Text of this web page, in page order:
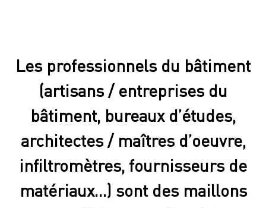
Les professionnels du bâtiment
(artisans / entreprises du
bâtiment, bureaux d’études,
architectes / maîtres d’oeuvre,
infiltromètres, fournisseurs de
matériaux…) sont des maillons